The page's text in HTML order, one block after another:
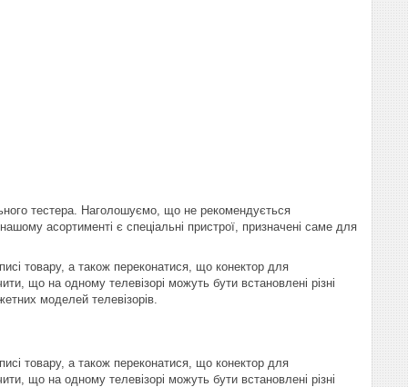
тестера. Наголошуємо, що не рекомендується
асортименті є спеціальні пристрої, призначені саме для
товару, а також переконатися, що конектор для
що на одному телевізорі можуть бути встановлені різні
моделей телевізорів.
товару, а також переконатися, що конектор для
що на одному телевізорі можуть бути встановлені різні